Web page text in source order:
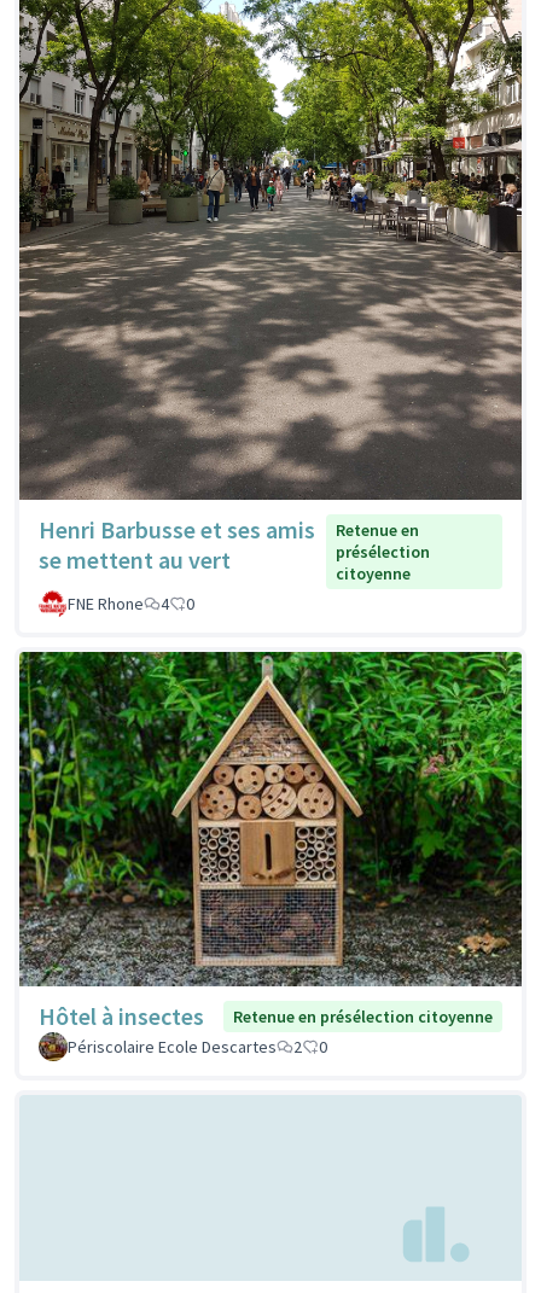
Henri Barbusse et ses amis
se mettent au vert
Retenue en
présélection
citoyenne
FNE Rhone
4 0
Hôtel à insectes
Retenue en présélection citoyenne
Périscolaire Ecole Descartes
2 0